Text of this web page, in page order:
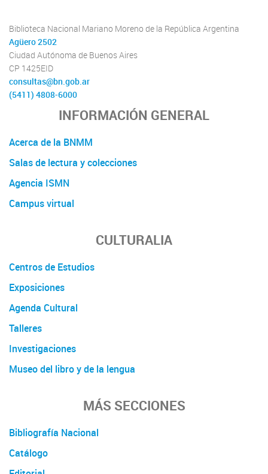
Biblioteca Nacional Mariano Moreno de la República Argentina
Agüero 2502
Ciudad Autónoma de Buenos Aires
CP 1425EID
consultas@bn.gob.ar
(5411) 4808-6000
INFORMACIÓN GENERAL
Acerca de la BNMM
Salas de lectura y colecciones
Agencia ISMN
Campus virtual
CULTURALIA
Centros de Estudios
Exposiciones
Agenda Cultural
Talleres
Investigaciones
Museo del libro y de la lengua
MÁS SECCIONES
Bibliografía Nacional
Catálogo